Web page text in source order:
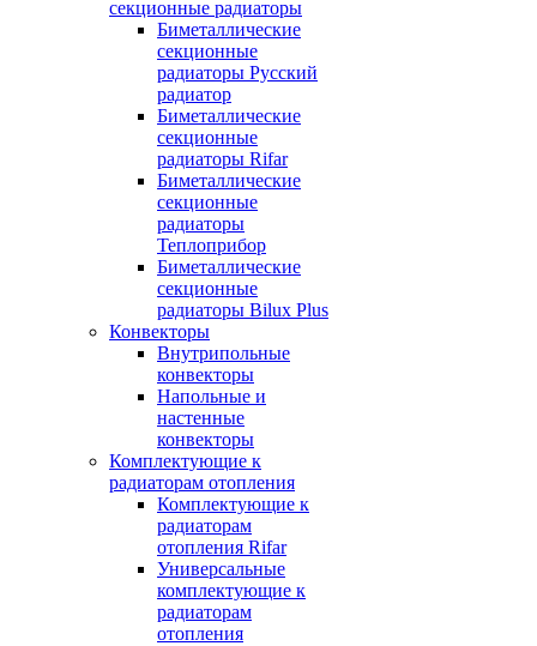
секционные радиаторы
Биметаллические
секционные
радиаторы Русский
радиатор
Биметаллические
секционные
радиаторы Rifar
Биметаллические
секционные
радиаторы
Теплоприбор
Биметаллические
секционные
радиаторы Bilux Plus
Конвекторы
Внутрипольные
конвекторы
Напольные и
настенные
конвекторы
Комплектующие к
радиаторам отопления
Комплектующие к
радиаторам
отопления Rifar
Универсальные
комплектующие к
радиаторам
отопления